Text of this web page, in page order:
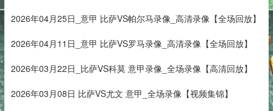
2026年04月25日_意甲 比萨VS帕尔马录像_高清录像【全场回放】
2026年04月11日_意甲 比萨VS罗马录像_高清录像【全场回放】
2026年03月22日_比萨VS科莫 意甲录像_全场录像【高清回放】
2026年03月08日 比萨VS尤文 意甲_全场录像【视频集锦】